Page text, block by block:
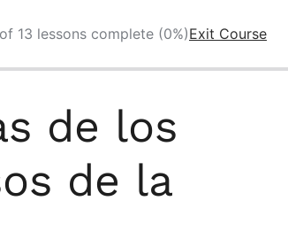
13 lessons complete (0%)Exit Course
de los
de la